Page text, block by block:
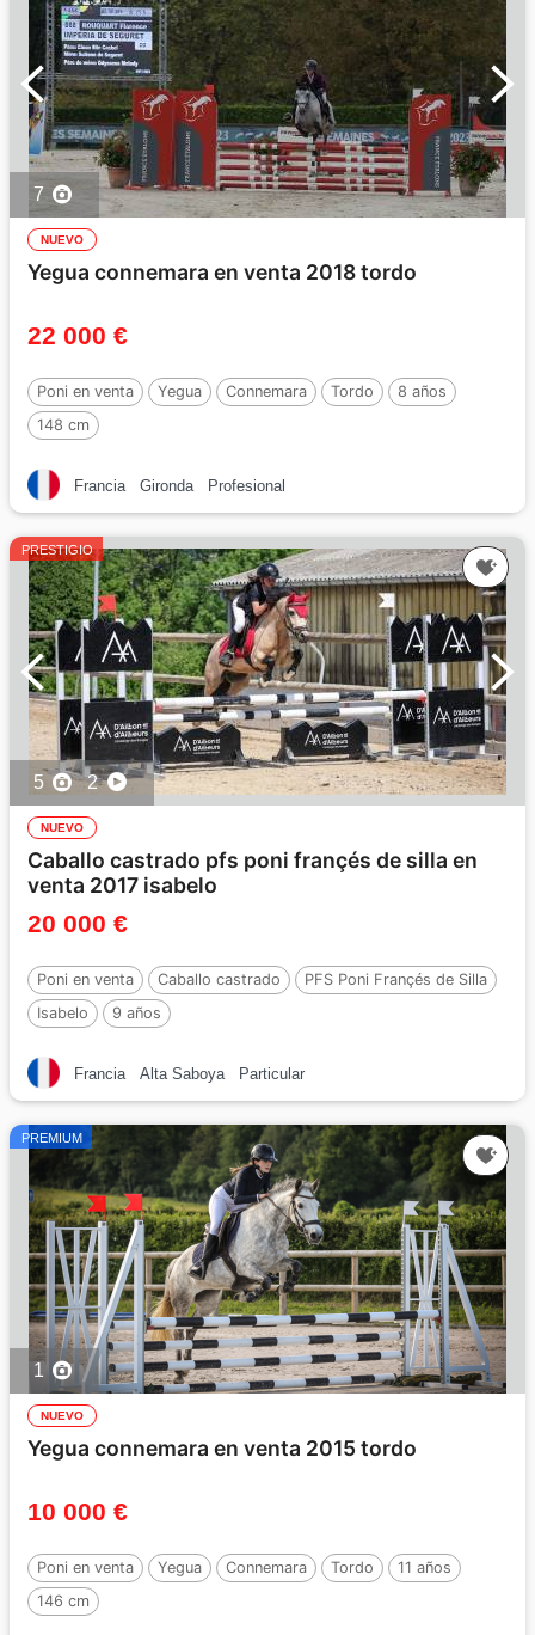
7
NUEVO
Yegua connemara en venta 2018 tordo
22 000 €
Poni en venta Yegua Connemara Tordo
8 años
148 cm
Francia Gironda Profesional
PRESTIGIO
5 2
NUEVO
Caballo castrado pfs poni françés de silla en
venta 2017 isabelo
20 000 €
Poni en venta Caballo castrado
PFS Poni Françés de Silla
Isabelo
9 años
Francia Alta Saboya Particular
PREMIUM
1
NUEVO
Yegua connemara en venta 2015 tordo
10 000 €
Poni en venta Yegua Connemara Tordo
11 años
146 cm